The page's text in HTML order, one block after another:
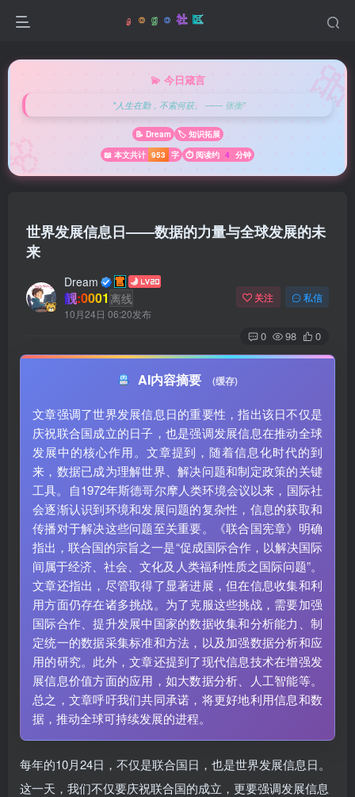
💫 今日箴言
"人生在勤，不索何获。 —— 张衡"
📝 Dream
🏷️ 知识拓展
📖 本文共计 953 字 ⏱️ 阅读约 4 分钟
世界发展信息日——数据的力量与全球发展的未
来
Dream
靓:0001 离线
10月24日 06:20发布
关注 私信
0 98 0
AI内容摘要 (缓存)
文章强调了世界发展信息日的重要性，指出该日不仅是
庆祝联合国成立的日子，也是强调发展信息在推动全球
发展中的核心作用。文章提到，随着信息化时代的到
来，数据已成为理解世界、解决问题和制定政策的关键
工具。自1972年斯德哥尔摩人类环境会议以来，国际社
会逐渐认识到环境和发展问题的复杂性，信息的获取和
传播对于解决这些问题至关重要。《联合国宪章》明确
指出，联合国的宗旨之一是“促成国际合作，以解决国际
间属于经济、社会、文化及人类福利性质之国际问题”。
文章还指出，尽管取得了显著进展，但在信息收集和利
用方面仍存在诸多挑战。为了克服这些挑战，需要加强
国际合作、提升发展中国家的数据收集和分析能力、制
定统一的数据采集标准和方法，以及加强数据分析和应
用的研究。此外，文章还提到了现代信息技术在增强发
展信息价值方面的应用，如大数据分析、人工智能等。
总之，文章呼吁我们共同承诺，将更好地利用信息和数
据，推动全球可持续发展的进程。
每年的10月24日，不仅是联合国日，也是世界发展信息日。
这一天，我们不仅要庆祝联合国的成立，更要强调发展信息